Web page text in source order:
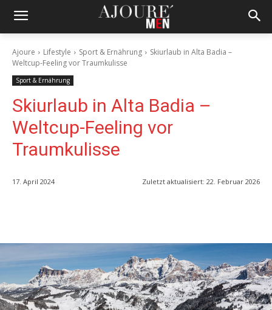
Ajoure Lifestyle Sport & Ernährung
Skiurlaub in Alta Badia –
Weltcup-Feeling vor Traumkulisse
Sport & Ernährung
Skiurlaub in Alta Badia –
Weltcup-Feeling vor
Traumkulisse
17. April 2024 Zuletzt aktualisiert: 22. Februar 2026